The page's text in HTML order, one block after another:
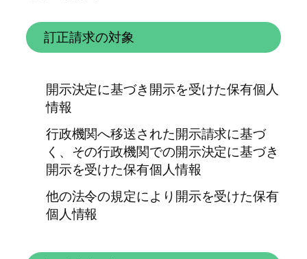
訂正請求の対象
開示決定に基づき開示を受けた保有個人
情報
行政機関へ移送された開示請求に基づ
く、その行政機関での開示決定に基づき
開示を受けた保有個人情報
他の法令の規定により開示を受けた保有
個人情報